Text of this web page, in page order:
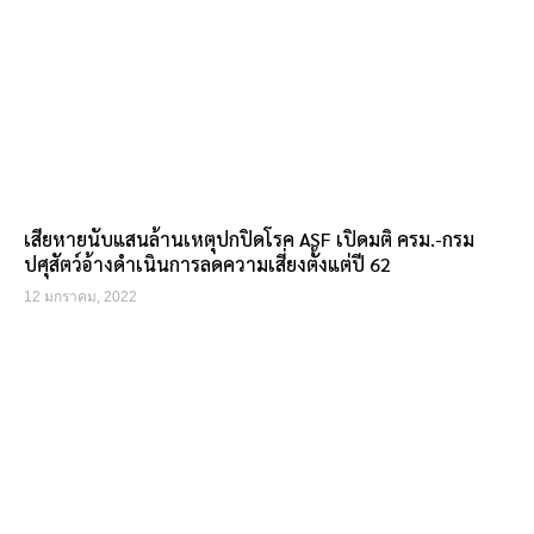
เสียหายนับแสนล้านเหตุปกปิดโรค ASF เปิดมติ ครม.-กรม
ปศุสัตว์อ้างดำเนินการลดความเสี่ยงตั้งแต่ปี 62
12 มกราคม, 2022